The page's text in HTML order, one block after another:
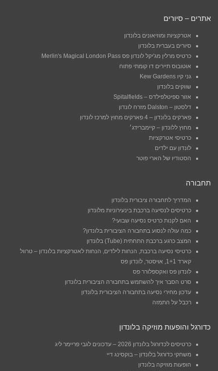
אתרים – סיורים
אטרקציות ומוזיאונים בלונדון
סיורים בעברית בלונדון
כרטיס מרלין מג'יקל לונדון פס Merlin's Magical London Pass
אוטובוס תיירים דו קומתי פתוח
גני קיו Kew Gardens
שווקים בלונדון
אזור ספיטלפילדס – Spitalfields
דלסטון – Dalston מזרח לונדון
פארקים בלונדון – 4 פארקים מחוץ למרכז לונדון
מחוץ ללונדון – קיימברידג׳
כרטיסי אטרקציות
לונדון עם ילדים
הסטודיו של הארי פוטר
תחבורה
המדריך לתחבורה ציבורית בלונדון
כרטיסים לנסיעה ברכבת בינעירוניות מלונדון
האם לקנות כרטיס נסיעה שבועי?
כמה עולה לנסוע בתחבורה הציבורית בלונדון?
המצב כרגע ברכבת התחתית (Tube) בלונדון
כרטיסי נסיעה ברכבת, הנחות לילדים, הנחות לאטרקציות בלונדון – טרוול
קארד 1+1, אויסטר, לונדון פס
לונדון פס ואקספלורר פס
סרט הסבר איך להשתמש בתחבורה הציבורית בלונדון
עדכון מחירי נסיעה בתחבורה הציבורית בלונדון
רכבל על התמזה
כדורגל והופעות מוזיקה בלונדון
כרטיסים לכדורגל בלונדון 2026 – עדכונים לגבי פריימר ליג
משחקי כדורגל בלונדון – בוקסינג דיי
הופעות מוזיקה בלונדון